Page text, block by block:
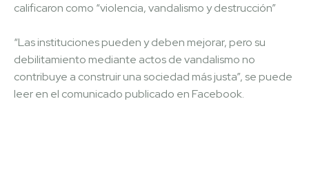
calificaron como “violencia, vandalismo y destrucción”
“Las instituciones pueden y deben mejorar, pero su
debilitamiento mediante actos de vandalismo no
contribuye a construir una sociedad más justa”, se puede
leer en el comunicado publicado en Facebook.